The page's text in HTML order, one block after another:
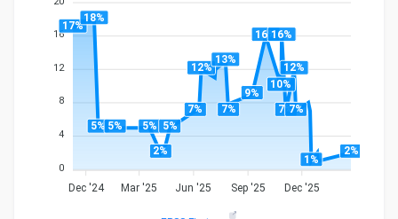
16
12
8
4
0
17%
18%
5% 5% 5%
2%
5%
7%
12%
13%
7%
9%
16%
10%
16%
7%
12%
7%
1%
2%
Dec '24 Mar '25 Jun '25 Sep '25 Dec '25